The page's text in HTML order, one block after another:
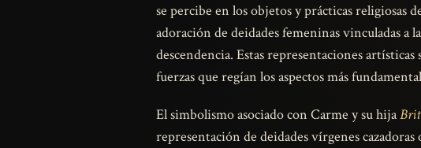
se percibe en los objetos y prácticas religiosas
adoración de deidades femeninas vinculadas
descendencia. Estas representaciones
fuerzas que regían los aspectos más
El simbolismo asociado con Carme y su hija
representación de deidades vírgenes